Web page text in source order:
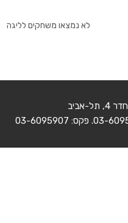
לא נמצאו משחקים לליגה